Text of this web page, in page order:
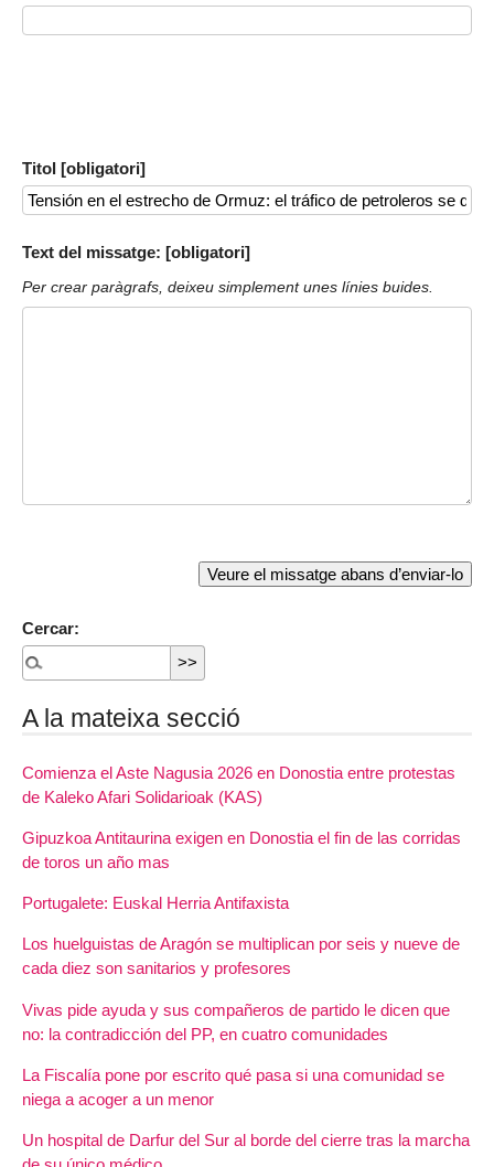
Titol [obligatori]
Text del missatge: [obligatori]
Per crear paràgrafs, deixeu simplement unes línies buides.
Cercar:
A la mateixa secció
Comienza el Aste Nagusia 2026 en Donostia entre protestas
de Kaleko Afari Solidarioak (KAS)
Gipuzkoa Antitaurina exigen en Donostia el fin de las corridas
de toros un año mas
Portugalete: Euskal Herria Antifaxista
Los huelguistas de Aragón se multiplican por seis y nueve de
cada diez son sanitarios y profesores
Vivas pide ayuda y sus compañeros de partido le dicen que
no: la contradicción del PP, en cuatro comunidades
La Fiscalía pone por escrito qué pasa si una comunidad se
niega a acoger a un menor
Un hospital de Darfur del Sur al borde del cierre tras la marcha